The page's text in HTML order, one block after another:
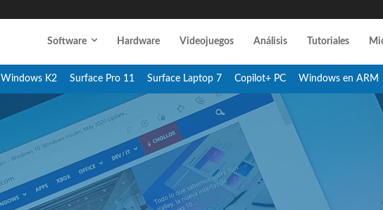
Software Hardware Videojuegos Análisis Tutoriales
Windows K2 Surface Pro 11 Surface Laptop 7 Copilot+ PC Windows en ARM